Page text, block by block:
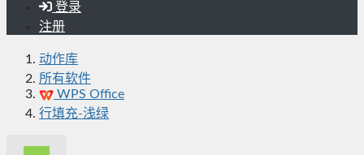
登录
注册
动作库
所有软件
WPS Office
行填充-浅绿